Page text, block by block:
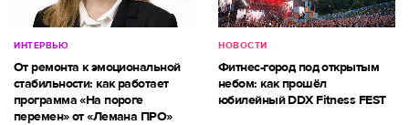
ИНТЕРВЬЮ
От ремонта к эмоциональной
стабильности: как работает
программа «На пороге
перемен» от «Лемана ПРО»
НОВОСТИ
Фитнес-город под открытым
небом: как прошёл
юбилейный DDX Fitness FEST